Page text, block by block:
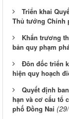
Triển khai
Thủ tướng Chính
Khẩn trương
bản quy phạm
Đôn đốc triển
hiện quy hoạch
Quyết định
hạn và cơ cấu tổ
phố Đồng Nai